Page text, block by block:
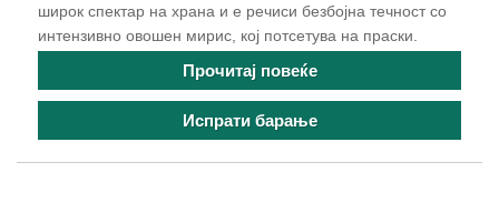
широк спектар на храна и е речиси безбојна течност со
интензивно овошен мирис, кој потсетува на праски.
Прочитај повеќе
Испрати барање